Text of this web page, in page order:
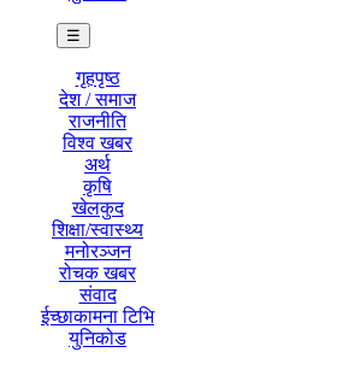
☰
गृहपृष्ठ
देश / समाज
राजनीति
विश्व खबर
अर्थ
कृषि
खेलकुद
शिक्षा/स्वास्थ्य
मनोरञ्जन
रोचक खबर
संवाद
ईच्छाकामना टिभि
युनिकोड